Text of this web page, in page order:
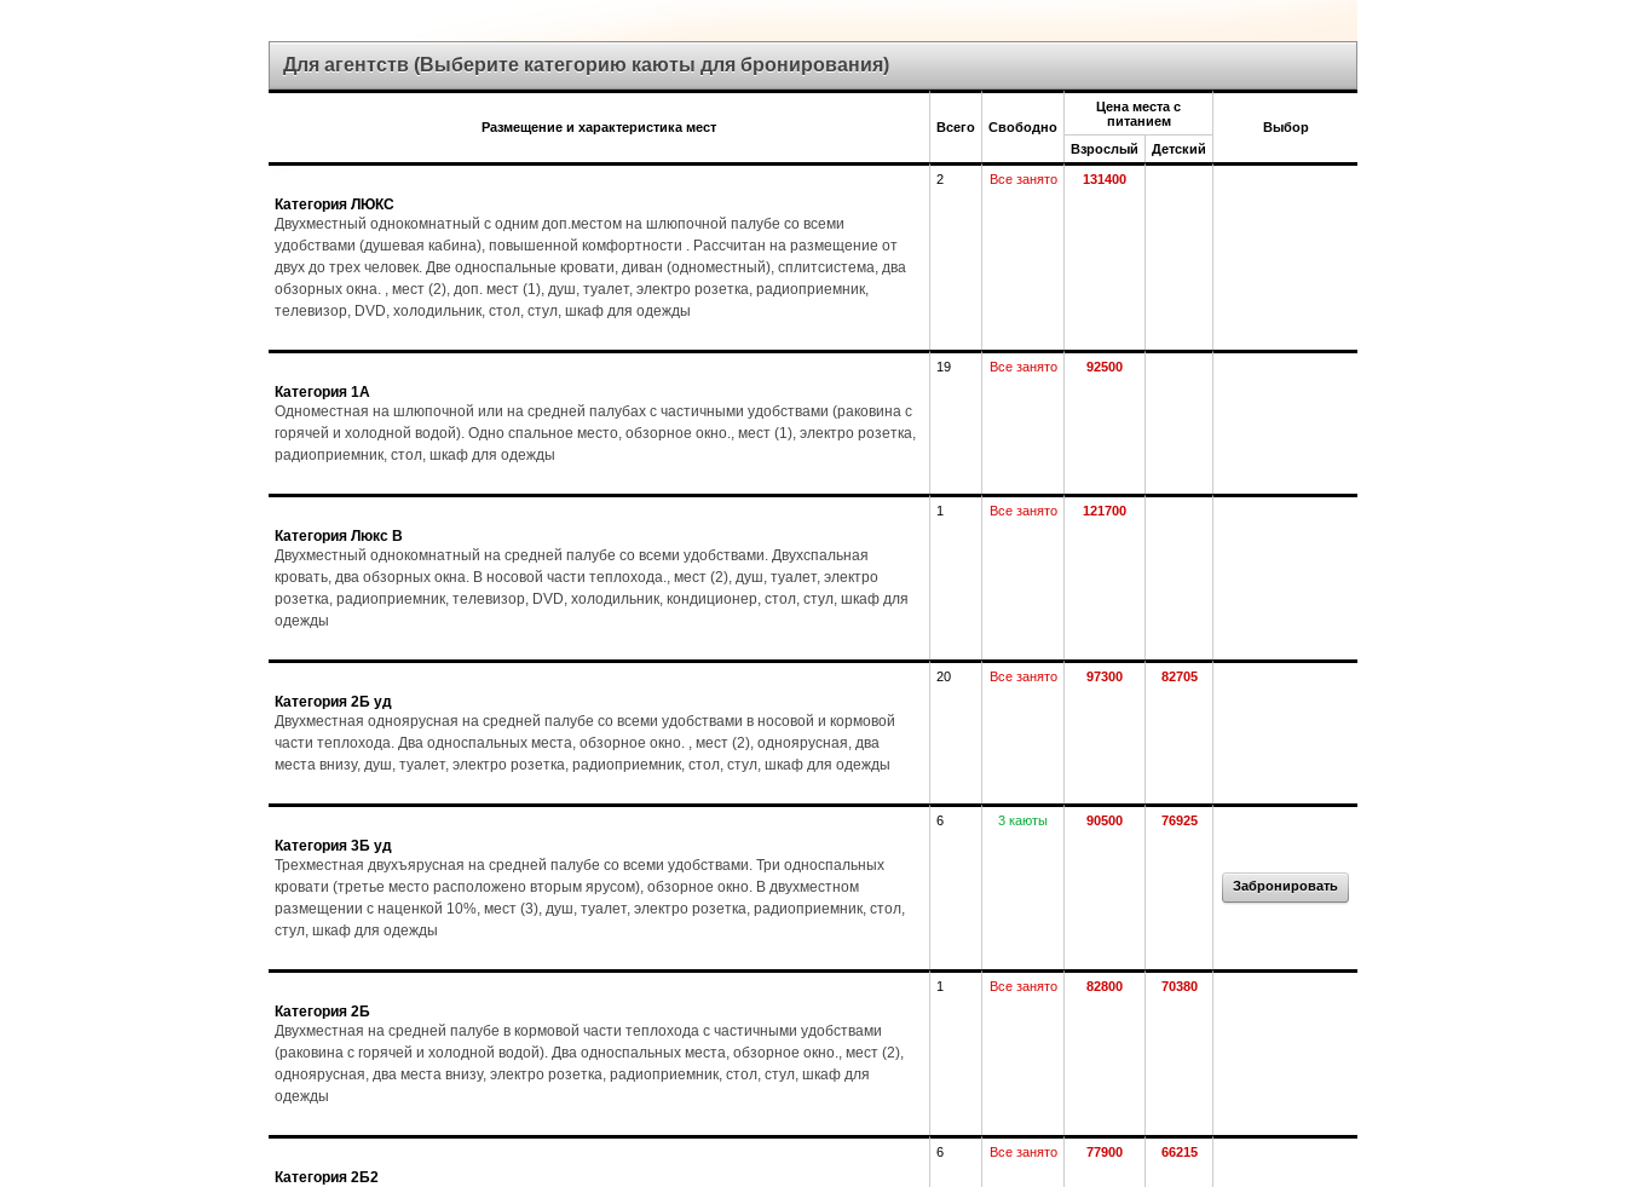
Для агентств (Выберите категорию каюты для бронирования)
Размещение и характеристика мест Всего Свободно
Цена места с
питанием
Выбор
Взрослый
Детский
Категория ЛЮКС
Двухместный однокомнатный с одним доп.местом на шлюпочной палубе со всеми
удобствами (душевая кабина), повышенной комфортности . Рассчитан на размещение от
двух до трех человек. Две односпальные кровати, диван (одноместный), сплитсистема, два
обзорных окна. , мест (2), доп. мест (1), душ, туалет, электро розетка, радиоприемник,
телевизор, DVD, холодильник, стол, стул, шкаф для одежды
2 Все занято 131400
Категория 1А
Одноместная на шлюпочной или на средней палубах с частичными удобствами (раковина с
горячей и холодной водой). Одно спальное место, обзорное окно., мест (1), электро розетка,
радиоприемник, стол, шкаф для одежды
19 Все занято 92500
Категория Люкс В
Двухместный однокомнатный на средней палубе со всеми удобствами. Двухспальная
кровать, два обзорных окна. В носовой части теплохода., мест (2), душ, туалет, электро
розетка, радиоприемник, телевизор, DVD, холодильник, кондиционер, стол, стул, шкаф для
одежды
1 Все занято 121700
Категория 2Б уд
Двухместная одноярусная на средней палубе со всеми удобствами в носовой и кормовой
части теплохода. Два односпальных места, обзорное окно. , мест (2), одноярусная, два
места внизу, душ, туалет, электро розетка, радиоприемник, стол, стул, шкаф для одежды
20 Все занято 97300 82705
Категория 3Б уд
Трехместная двухъярусная на средней палубе со всеми удобствами. Три односпальных
кровати (третье место расположено вторым ярусом), обзорное окно. В двухместном
размещении с наценкой 10%, мест (3), душ, туалет, электро розетка, радиоприемник, стол,
стул, шкаф для одежды
6 3 каюты 90500 76925
Забронировать
Категория 2Б
Двухместная на средней палубе в кормовой части теплохода с частичными удобствами
(раковина с горячей и холодной водой). Два односпальных места, обзорное окно., мест (2),
одноярусная, два места внизу, электро розетка, радиоприемник, стол, стул, шкаф для
одежды
1 Все занято 82800 70380
Категория 2Б2
6 Все занято 77900 66215